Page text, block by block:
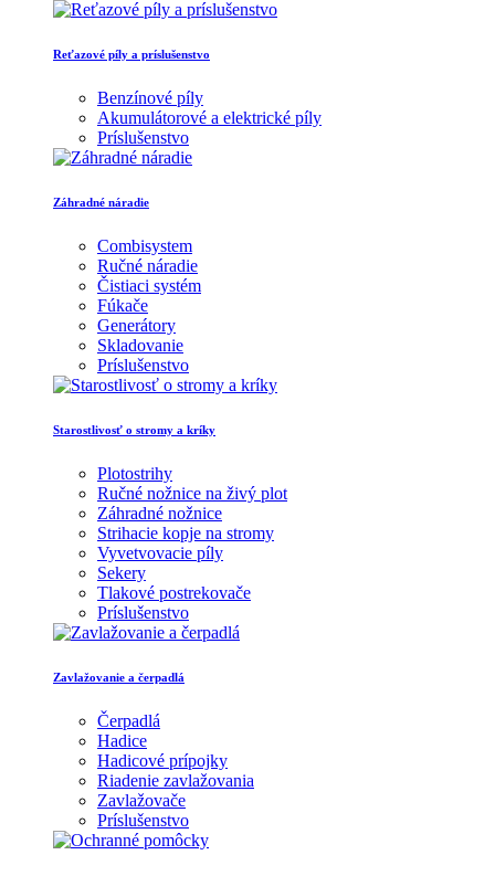
Reťazové píly a príslušenstvo
Benzínové píly
Akumulátorové a elektrické píly
Príslušenstvo
Záhradné náradie
Combisystem
Ručné náradie
Čistiaci systém
Fúkače
Generátory
Skladovanie
Príslušenstvo
Starostlivosť o stromy a kríky
Plotostrihy
Ručné nožnice na živý plot
Záhradné nožnice
Strihacie kopje na stromy
Vyvetvovacie píly
Sekery
Tlakové postrekovače
Príslušenstvo
Zavlažovanie a čerpadlá
Čerpadlá
Hadice
Hadicové prípojky
Riadenie zavlažovania
Zavlažovače
Príslušenstvo